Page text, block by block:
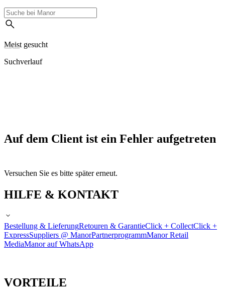
Meist gesucht
Suchverlauf
Auf dem Client ist ein Fehler aufgetreten
Versuchen Sie es bitte später erneut.
HILFE & KONTAKT
Bestellung & LieferungRetouren & GarantieClick + CollectClick +
ExpressSuppliers @ ManorPartnerprogrammManor Retail
MediaManor auf WhatsApp
VORTEILE